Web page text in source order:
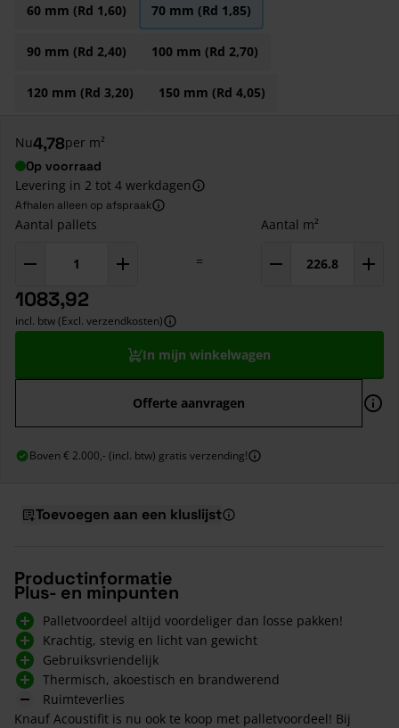
60 mm (Rd 1,60) 70 mm (Rd 1,85)
90 mm (Rd 2,40) 100 mm (Rd 2,70)
120 mm (Rd 3,20) 150 mm (Rd 4,05)
Nu4,78per m²
Op voorraad
Levering in 2 tot 4 werkdagen
Afhalen alleen op afspraak
Aantal pallets
=
Aantal m²
1083,92
incl. btw (Excl. verzendkosten)
In mijn winkelwagen
Offerte aanvragen
Boven € 2.000,- (incl. btw) gratis verzending!
Toevoegen aan een kluslijst
Productinformatie
Plus- en minpunten
Palletvoordeel altijd voordeliger dan losse pakken!
Krachtig, stevig en licht van gewicht
Gebruiksvriendelijk
Thermisch, akoestisch en brandwerend
Ruimteverlies
Knauf Acoustifit is nu ook te koop met palletvoordeel! Bij